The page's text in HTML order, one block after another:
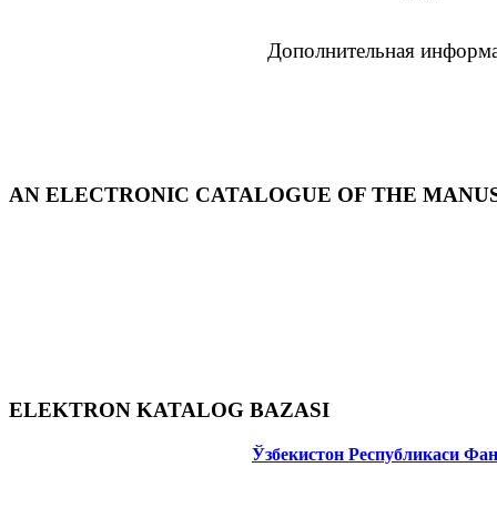
Дополнительная
AN ELECTRONIC CATALOGUE OF THE
ELEKTRON KATALOG BAZASI
Ўзбекистон Республикаси